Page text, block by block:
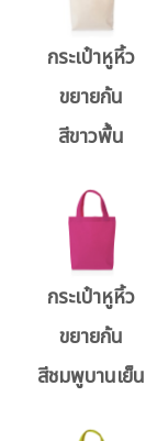
กระเป๋าหูหิ้ว
ขยายก้น
สีขาวพื้น
กระเป๋าหูหิ้ว
ขยายก้น
สีชมพูบานเย็น